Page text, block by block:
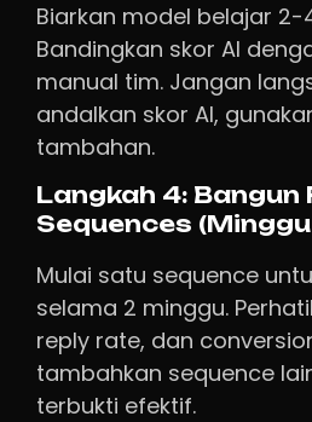
Biarkan model belajar 2-
Bandingkan skor AI
manual tim. Jangan
andalkan skor AI,
tambahan.
Langkah 4: Bangun
Sequences
Mulai satu sequence
selama 2 minggu.
reply rate, dan
tambahkan sequence
terbukti efektif.